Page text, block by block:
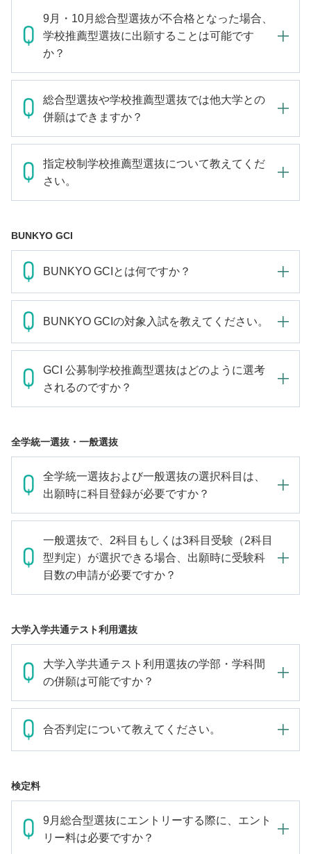
9月・10月総合型選抜が不合格となった場合、
学校推薦型選抜に出願することは可能です
か？
総合型選抜や学校推薦型選抜では他大学との
併願はできますか？
指定校制学校推薦型選抜について教えてくだ
さい。
BUNKYO GCI
BUNKYO GCIとは何ですか？
BUNKYO GCIの対象入試を教えてください。
GCI 公募制学校推薦型選抜はどのように選考
されるのですか？
全学統一選抜・一般選抜
全学統一選抜および一般選抜の選択科目は、
出願時に科目登録が必要ですか？
一般選抜で、2科目もしくは3科目受験（2科目
型判定）が選択できる場合、出願時に受験科
目数の申請が必要ですか？
大学入学共通テスト利用選抜
大学入学共通テスト利用選抜の学部・学科間
の併願は可能ですか？
合否判定について教えてください。
検定料
9月総合型選抜にエントリーする際に、エント
リー料は必要ですか？